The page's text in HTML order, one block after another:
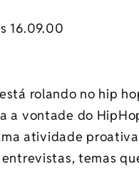
rolando no hip
a vontade do
atividade
temas